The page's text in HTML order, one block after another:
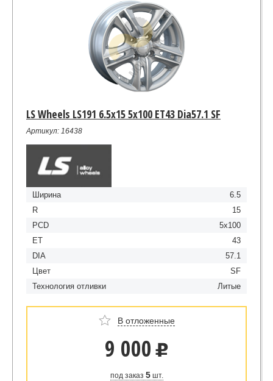
LS Wheels LS191 6.5x15 5x100 ET43 Dia57.1 SF
Артикул: 16438
Ширина
6.5
R
15
PCD
5x100
ET
43
DIA
57.1
Цвет
SF
Технология отливки
Литые
В отложенные
9 000 u
под заказ 5шт.